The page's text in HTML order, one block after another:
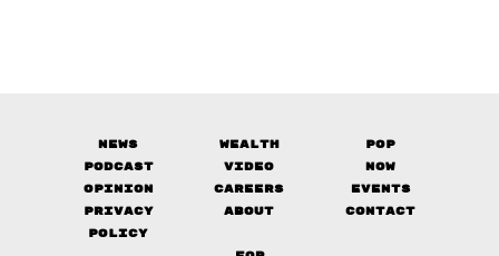
News Wealth
Pop
Podcast
Video
Now
Opinion
Careers
Events
Privacy
Policy
About Contact